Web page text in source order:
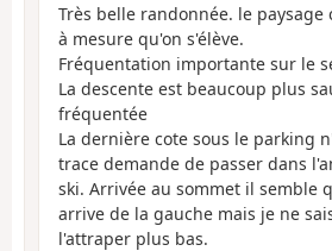
Très belle randonnée. le
à mesure qu'on s'élève.
Fréquentation importante sur le
La descente est beaucoup plus
fréquentée
La dernière cote sous le parking
trace demande de passer dans
ski. Arrivée au sommet il semble
arrive de la gauche mais je ne
l'attraper plus bas.